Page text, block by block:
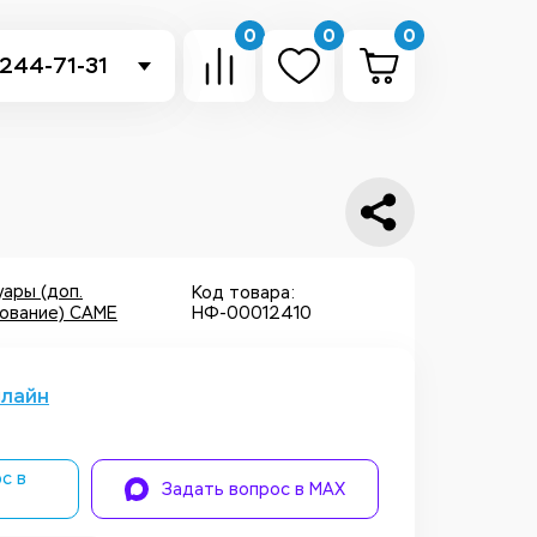
71-31
Telegram
0 0 0
(доп.
CAME
Код товара:
НФ-00012410
в
Задать вопрос в MAX